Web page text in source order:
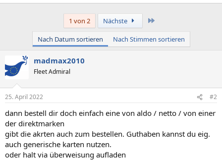
1 von 2 Nächste
Nach Datum sortieren Nach Stimmen sortieren
madmax2010
Fleet Admiral
25. April 2022 #2
dann bestell dir doch einfach eine von aldo / netto / von einer
der direktmarken
gibt die akrten auch zum bestellen. Guthaben kannst du eig.
auch generische karten nutzen.
oder halt via überweisung aufladen